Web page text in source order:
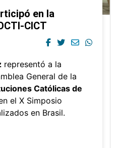
en la
CICT
representó a la
General de la
Católicas de
el X Simposio
en Brasil.